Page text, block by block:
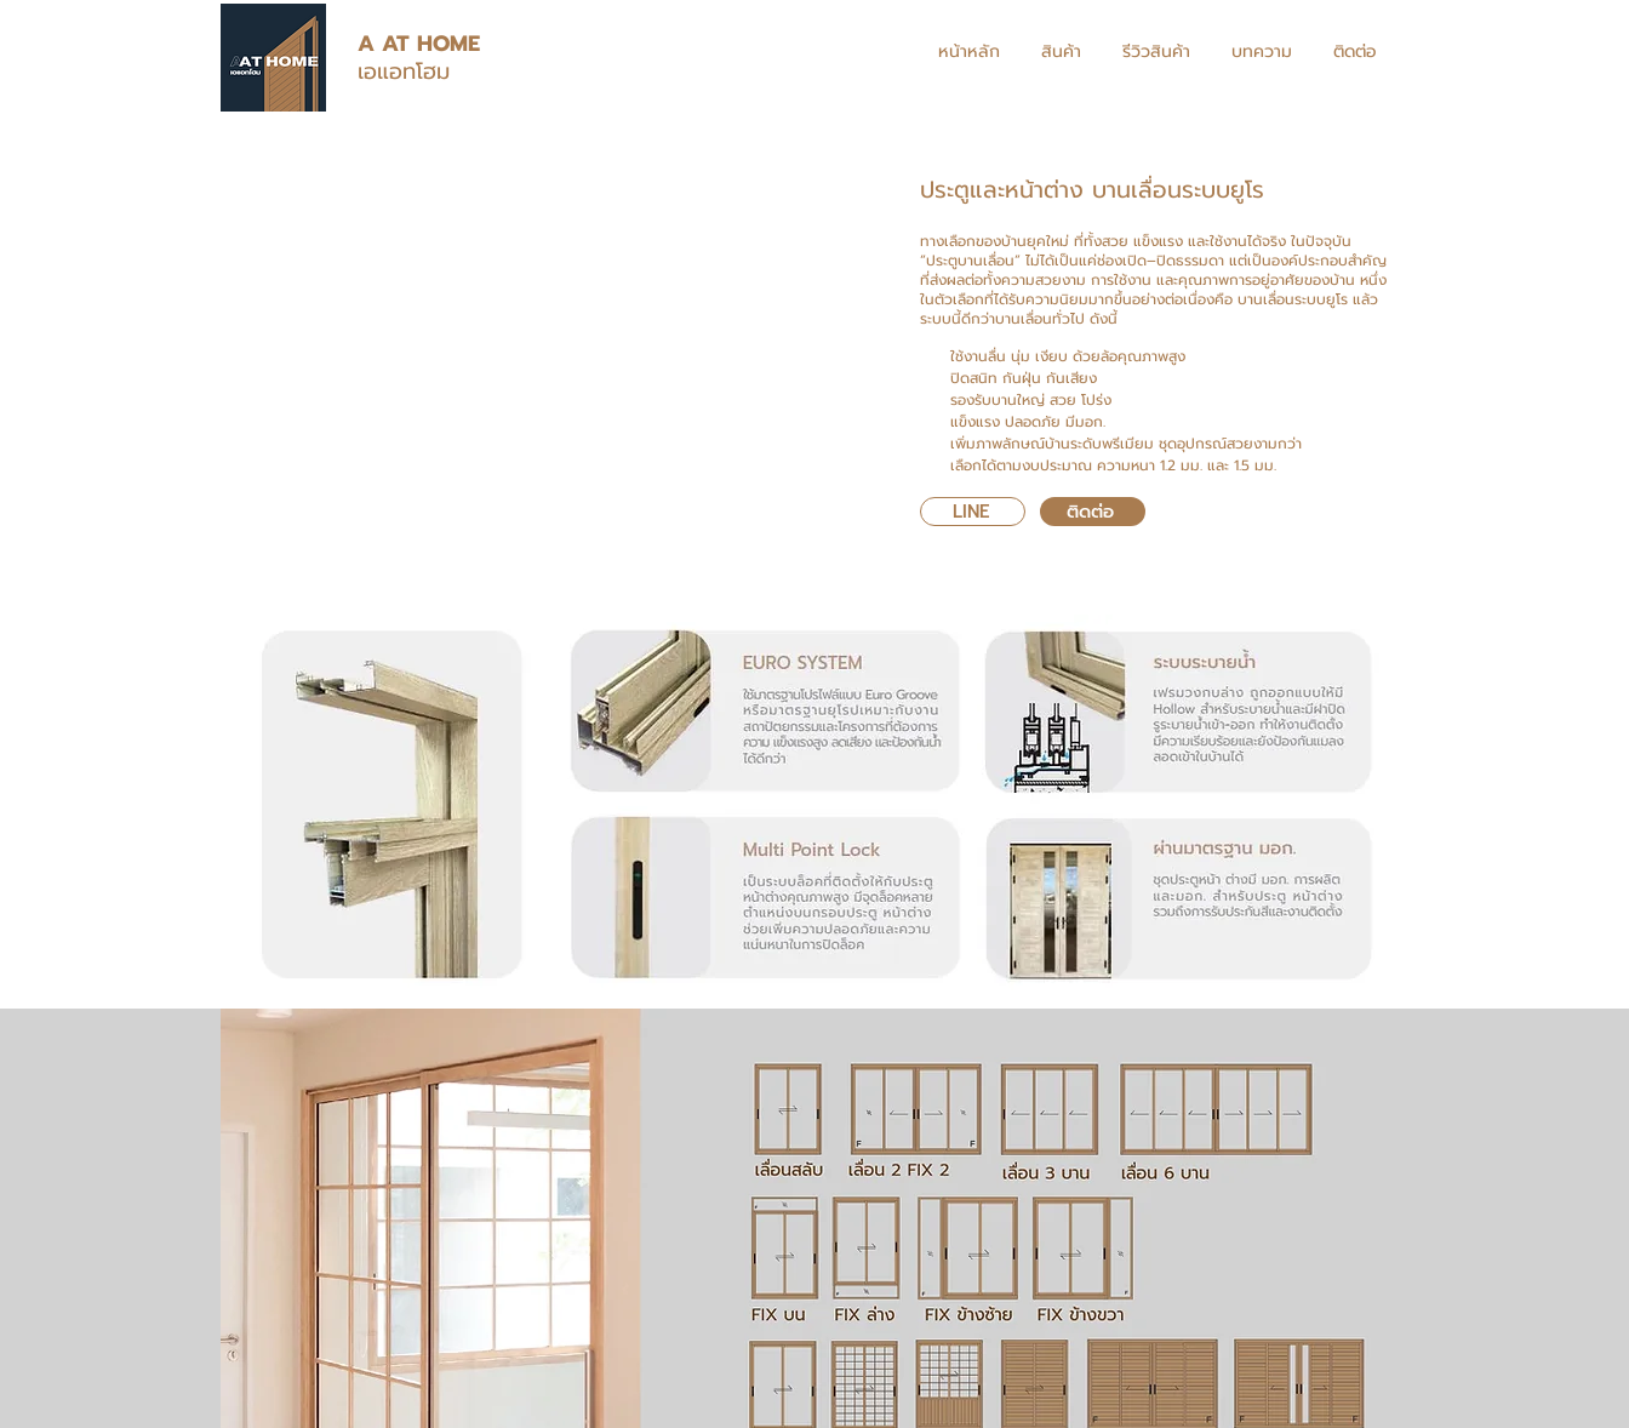
A AT HOME
เอแอทโฮม
หน้าหลัก สินค้า รีวิวสินค้า บทความ ติดต่อ
ประตูและหน้าต่าง บานเลื่อนระบบยูโร
ทางเลือกของบ้านยุคใหม่ ที่ทั้งสวย แข็งแรง และใช้งานได้จริง ในปัจจุบัน
“ประตูบานเลื่อน” ไม่ได้เป็นแค่ช่องเปิด–ปิดธรรมดา แต่เป็นองค์ประกอบสำคัญ
ที่ส่งผลต่อทั้งความสวยงาม การใช้งาน และคุณภาพการอยู่อาศัยของบ้าน หนึ่ง
ในตัวเลือกที่ได้รับความนิยมมากขึ้นอย่างต่อเนื่องคือ บานเลื่อนระบบยูโร แล้ว
ระบบนี้ดีกว่าบานเลื่อนทั่วไป ดังนี้
ใช้งานลื่น นุ่ม เงียบ ด้วยล้อคุณภาพสูง
ปิดสนิท กันฝุ่น กันเสียง
รองรับบานใหญ่ สวย โปร่ง
แข็งแรง ปลอดภัย มีมอก.
เพิ่มภาพลักษณ์บ้านระดับพรีเมียม ชุดอุปกรณ์สวยงามกว่า
เลือกได้ตามงบประมาณ ความหนา 1.2 มม. และ 1.5 มม.
LINE ติดต่อ